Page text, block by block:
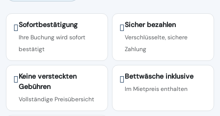
Sofortbestätigung
Ihre Buchung wird sofort
bestätigt
Sicher bezahlen
Verschlüsselte, sichere
Zahlung
Keine versteckten
Gebühren
Vollständige Preisübersicht
Bettwäsche inklusive
Im Mietpreis enthalten